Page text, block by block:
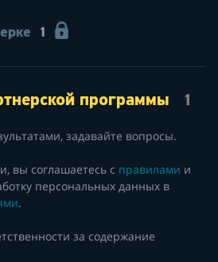
1
программы 1
задавайте вопросы.
вы соглашаетесь с правилами и
персональных данных в
.
за содержание